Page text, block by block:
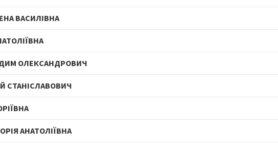
ВАСИЛІВНА
ОЛЕКСАНДРОВИЧ
СТАНІСЛАВОВИЧ
АНАТОЛІЇВНА